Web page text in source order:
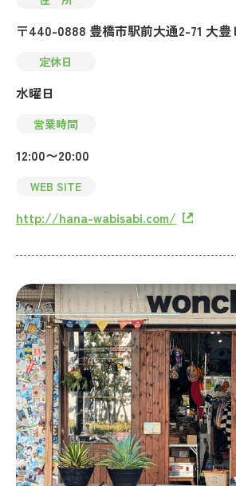
〒440-0888 豊橋市駅前大通2-71 大豊
定休日
水曜日
営業時間
12:00〜20:00
WEB SITE
http://hana-wabisabi.com/